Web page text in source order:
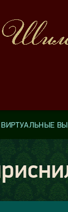
ВИРТУАЛЬНЫЕ